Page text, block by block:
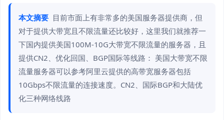
本文摘要 目前市面上有非常多的美国服务器提供商，但
对于提供大带宽且不限流量还比较好，这里我们就推荐一
下国内提供美国100M-10G大带宽不限流量的服务器，且
提供CN2、优化回国、BGP国际等线路： 美国大带宽不限
流量服务器可以参考阿里云提供的高带宽服务器包括
10Gbps不限流量的连接速度。CN2、国际BGP和大陆优
化三种网络线路